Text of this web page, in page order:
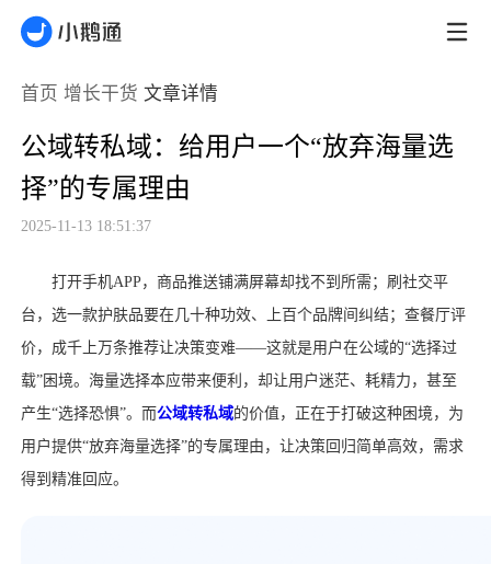
首页 增长干货 文章详情
公域转私域：给用户一个“放弃海量选
择”的专属理由
2025-11-13 18:51:37
打开手机APP，商品推送铺满屏幕却找不到所需；刷社交平
台，选一款护肤品要在几十种功效、上百个品牌间纠结；查餐厅评
价，成千上万条推荐让决策变难——这就是用户在公域的“选择过
载”困境。海量选择本应带来便利，却让用户迷茫、耗精力，甚至
产生“选择恐惧”。而公域转私域的价值，正在于打破这种困境，为
用户提供“放弃海量选择”的专属理由，让决策回归简单高效，需求
得到精准回应。